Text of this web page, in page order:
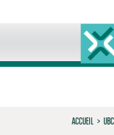
ACCUEIL >